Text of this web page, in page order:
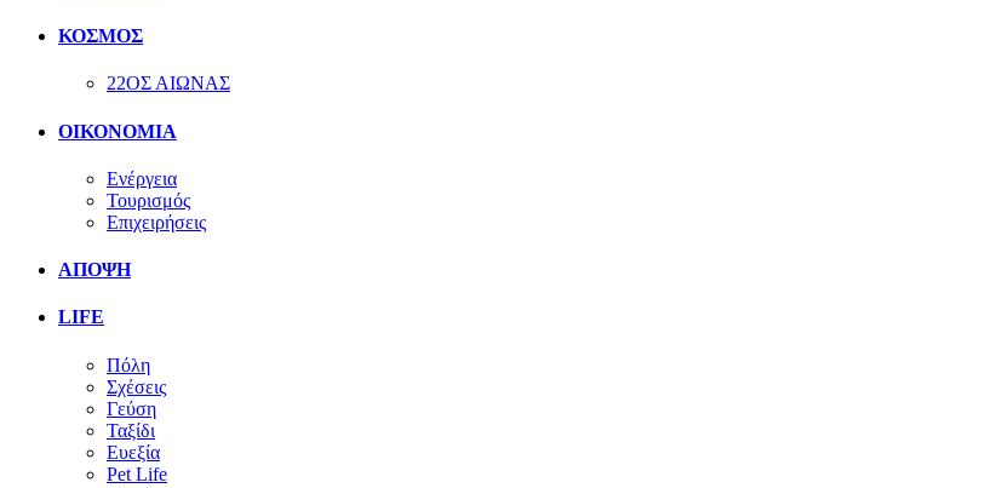
ΚΟΣΜΟΣ
22ΟΣ ΑΙΩΝΑΣ
ΟΙΚΟΝΟΜΙΑ
Ενέργεια
Τουρισμός
Επιχειρήσεις
ΑΠΟΨΗ
LIFE
Πόλη
Σχέσεις
Γεύση
Ταξίδι
Ευεξία
Pet Life